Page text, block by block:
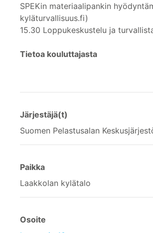
SPEKin materiaalipankin
kyläturvallisuus.fi)
15.30 Loppukeskustelu ja
Tietoa kouluttajasta
Järjestäjä(t)
Suomen Pelastusalan
Paikka
Laakkolan kylätalo
Osoite